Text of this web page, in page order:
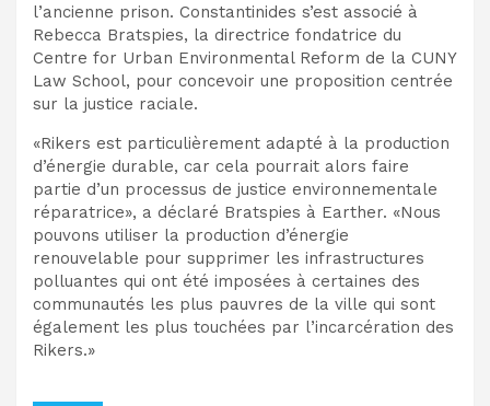
l’ancienne prison. Constantinides s’est associé à
Rebecca Bratspies, la directrice fondatrice du
Centre for Urban Environmental Reform de la CUNY
Law School, pour concevoir une proposition centrée
sur la justice raciale.
«Rikers est particulièrement adapté à la production
d’énergie durable, car cela pourrait alors faire
partie d’un processus de justice environnementale
réparatrice», a déclaré Bratspies à Earther. «Nous
pouvons utiliser la production d’énergie
renouvelable pour supprimer les infrastructures
polluantes qui ont été imposées à certaines des
communautés les plus pauvres de la ville qui sont
également les plus touchées par l’incarcération des
Rikers.»